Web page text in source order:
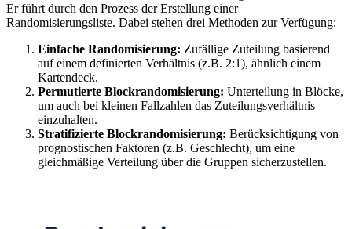
Er führt durch den Prozess der Erstellung einer
Randomisierungsliste. Dabei stehen drei Methoden zur Verfügung:
Einfache Randomisierung: Zufällige Zuteilung basierend
auf einem definierten Verhältnis (z.B. 2:1), ähnlich einem
Kartendeck.
Permutierte Blockrandomisierung: Unterteilung in Blöcke,
um auch bei kleinen Fallzahlen das Zuteilungsverhältnis
einzuhalten.
Stratifizierte Blockrandomisierung: Berücksichtigung von
prognostischen Faktoren (z.B. Geschlecht), um eine
gleichmäßige Verteilung über die Gruppen sicherzustellen.